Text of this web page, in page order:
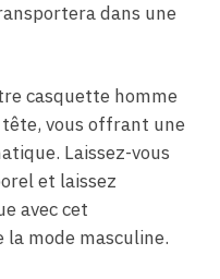
dans une
casquette homme
vous offrant une
Laissez-vous
et laissez
avec cet
mode masculine.